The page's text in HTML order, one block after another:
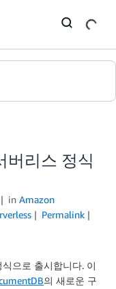
리스 정식
in Amazon
Permalink
으로 출시합니다. 이
의 새로운 구